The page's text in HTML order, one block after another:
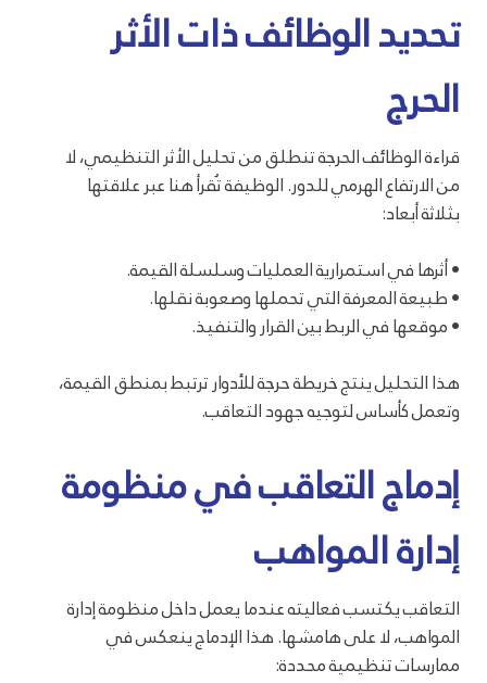
تحديد الوظائف ذات الأثر
الحرج
قراءة الوظائف الحرجة تنطلق من تحليل الأثر التنظيمي، لا
من الارتفاع الهرمي للدور. الوظيفة تُقرأ هنا عبر علاقتها
بثلاثة أبعاد:
• أثرها في استمرارية العمليات وسلسلة القيمة.
• طبيعة المعرفة التي تحملها وصعوبة نقلها.
• موقعها في الربط بين القرار والتنفيذ.
هذا التحليل ينتج خريطة حرجة للأدوار ترتبط بمنطق القيمة،
وتعمل كأساس لتوجيه جهود التعاقب.
إدماج التعاقب في منظومة
إدارة المواهب
التعاقب يكتسب فعاليته عندما يعمل داخل منظومة إدارة
المواهب، لا على هامشها. هذا الإدماج ينعكس في
ممارسات تنظيمية محددة: